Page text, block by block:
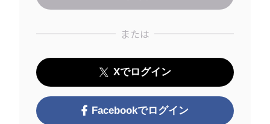
または
Xでログイン
Facebookでログイン